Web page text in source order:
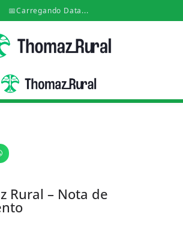
📅Carregando Data...
Rural – Nota de